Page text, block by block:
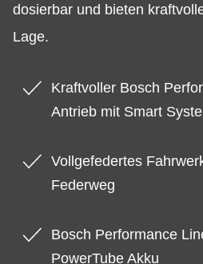
dosierbar und bieten
Lage.
Kraftvoller Bosch
Antrieb mit Smart
Vollgefedertes
Federweg
Bosch Performance
PowerTube Akku